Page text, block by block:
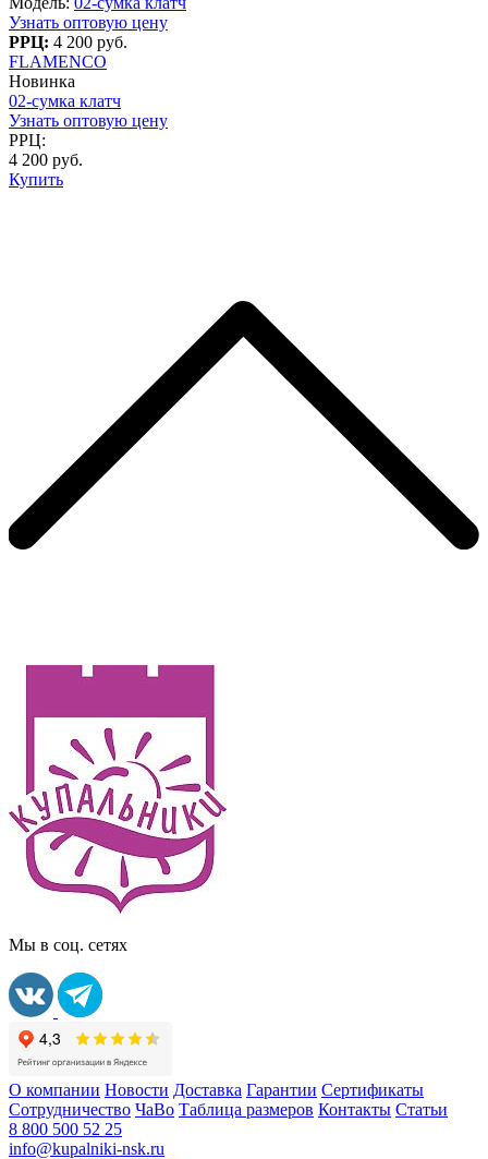
Узнать оптовую цену
РРЦ: 4 200 руб.
FLAMENCO
Новинка
02-сумка клатч
Узнать оптовую цену
РРЦ:
4 200 руб.
Купить
Мы в соц. сетях
О компании Новости Доставка Гарантии Сертификаты
Сотрудничество ЧаВо Таблица размеров Контакты Статьи
8 800 500 52 25
info@kupalniki-nsk.ru